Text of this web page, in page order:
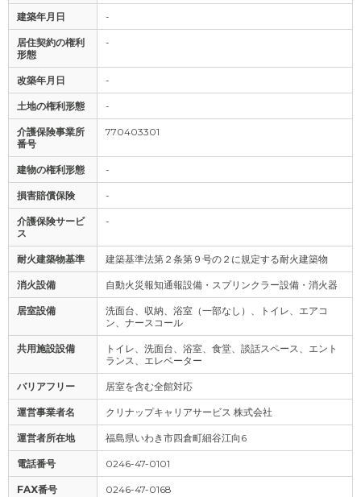
建築年月日 -
居住契約の権利
形態
-
改築年月日 -
土地の権利形態 -
介護保険事業所
番号
770403301
建物の権利形態 -
損害賠償保険 -
介護保険サービ
ス
-
耐火建築物基準 建築基準法第２条第９号の２に規定する耐火建築物
消火設備 自動火災報知通報設備・スプリンクラー設備・消火器
居室設備
洗面台、収納、浴室（一部なし）、トイレ、エアコ
ン、ナースコール
共用施設設備
トイレ、洗面台、浴室、食堂、談話スペース、エント
ランス、エレベーター
バリアフリー 居室を含む全館対応
運営事業者名 クリナップキャリアサービス 株式会社
運営者所在地 福島県いわき市四倉町細谷江向6
電話番号 0246-47-0101
FAX番号 0246-47-0168